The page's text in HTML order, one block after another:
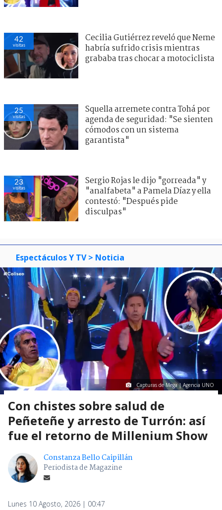
42
visitas
Cecilia Gutiérrez reveló que Neme
habría sufrido crisis mientras
grababa tras chocar a motociclista
25
visitas
Squella arremete contra Tohá por
agenda de seguridad: "Se sienten
cómodos con un sistema
garantista"
23
visitas
Sergio Rojas le dijo "gorreada" y
"analfabeta" a Pamela Díaz y ella
contestó: "Después pide
disculpas"
Espectáculos Y TV > Noticia
Capturas de Mega | Agencia UNO
Con chistes sobre salud de
Peñeteñe y arresto de Turrón: así
fue el retorno de Millenium Show
Constanza Bello Caipillán
Periodista de Magazine
Lunes 10 Agosto, 2026 | 00:47